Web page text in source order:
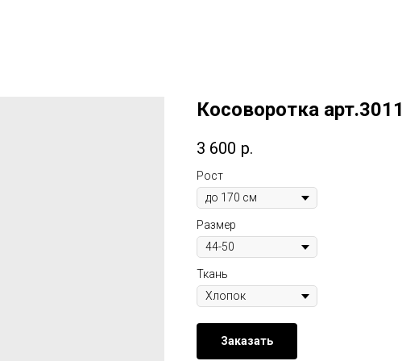
Косоворотка арт.3011
3 600 р.
Рост
Размер
Ткань
Заказать